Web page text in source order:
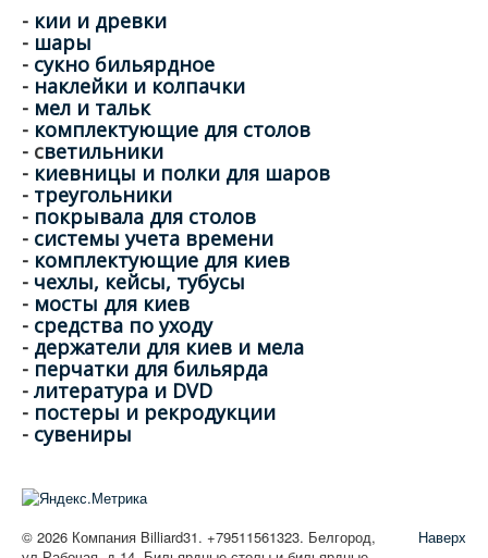
- кии и древки
- шары
- сукно бильярдное
- наклейки и колпачки
- мел и тальк
- комплектующие для столов
- светильники
- киевницы и полки для шаров
- треугольники
- покрывала для столов
- системы учета времени
- комплектующие для киев
- чехлы, кейсы, тубусы
- мосты для киев
- средства по уходу
- держатели для киев и мела
- перчатки для бильярда
- литература и DVD
- постеры и рекродукции
- сувениры
Наверх
© 2026 Компания Billiard31. +79511561323. Белгород,